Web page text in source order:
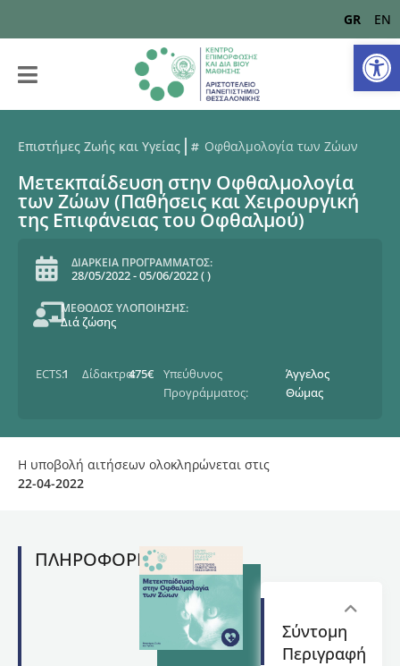
GR EN
Επιστήμες Ζωής και Υγείας Οφθαλμολογία των Ζώων
Μετεκπαίδευση στην Οφθαλμολογία
των Ζώων (Παθήσεις και Χειρουργική
της Επιφάνειας του Οφθαλμού)
ΔΙΑΡΚΕΙΑ ΠΡΟΓΡΑΜΜΑΤΟΣ:
28/05/2022-05/06/2022()
ΜΕΘΟΔΟΣ ΥΛΟΠΟΙΗΣΗΣ:
Διά ζώσης
ECTS:1 Δίδακτρα:475€
Υπεύθυνος
Προγράμματος:
Άγγελος
Θώμας
Η υποβολή αιτήσεων ολοκληρώνεται στις
22-04-2022
ΠΛΗΡΟΦΟΡΙΕΣ
Σύντομη
Περιγραφή